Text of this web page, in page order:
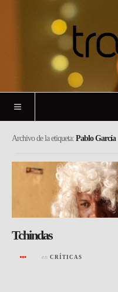
Archivo de la etiqueta: Pablo García
Tchindas
en CRÍTICAS